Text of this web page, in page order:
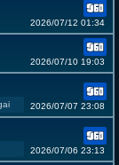
2026/07/12 01:34
2026/07/10 19:03
2026/07/07 23:08
2026/07/06 23:13